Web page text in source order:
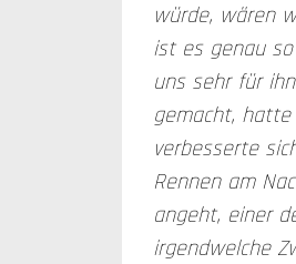
würde, wären
ist es genau
uns sehr für
gemacht,
verbesserte
Rennen am
angeht, einer
irgendwelche